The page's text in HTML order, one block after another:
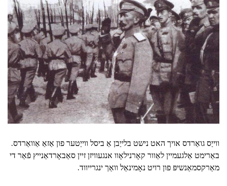
ווייַס גואַרדס אויך האט נישט בלייַבן אַ ביסל ווייַטער פון אַזאַ אַוואַרדס.
באַרימט אַלגעמיין לאַוור קאָרנילאָוו אנגעוויזן זיין סאַבאָרדאַנייץ פֿאַר די
מאַרקסמאַנשיפּ פון רויט נאָמינאַל וואַך ינגרייווד.